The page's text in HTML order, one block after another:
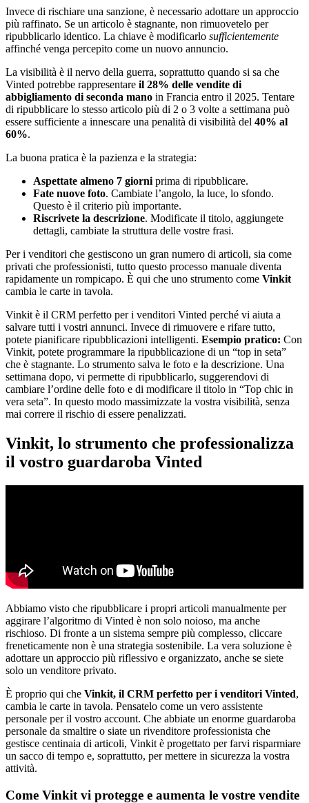
Invece di rischiare una sanzione, è necessario adottare un approccio
più raffinato. Se un articolo è stagnante, non rimuovetelo per
ripubblicarlo identico. La chiave è modificarlo sufficientemente
affinché venga percepito come un nuovo annuncio.
La visibilità è il nervo della guerra, soprattutto quando si sa che
Vinted potrebbe rappresentare il 28% delle vendite di
abbigliamento di seconda mano in Francia entro il 2025. Tentare
di ripubblicare lo stesso articolo più di 2 o 3 volte a settimana può
essere sufficiente a innescare una penalità di visibilità del 40% al
60%.
La buona pratica è la pazienza e la strategia:
Aspettate almeno 7 giorniprima di ripubblicare.
Fate nuove foto. Cambiate l’angolo, la luce, lo sfondo.
Questo è il criterio più importante.
Riscrivete la descrizione. Modificate il titolo, aggiungete
dettagli, cambiate la struttura delle vostre frasi.
Per i venditori che gestiscono un gran numero di articoli, sia come
privati che professionisti, tutto questo processo manuale diventa
rapidamente un rompicapo. È qui che uno strumento come Vinkit
cambia le carte in tavola.
Vinkit è il CRM perfetto per i venditori Vinted perché vi aiuta a
salvare tutti i vostri annunci. Invece di rimuovere e rifare tutto,
potete pianificare ripubblicazioni intelligenti. Esempio pratico: Con
Vinkit, potete programmare la ripubblicazione di un “top in seta”
che è stagnante. Lo strumento salva le foto e la descrizione. Una
settimana dopo, vi permette di ripubblicarlo, suggerendovi di
cambiare l’ordine delle foto e di modificare il titolo in “Top chic in
vera seta”. In questo modo massimizzate la vostra visibilità, senza
mai correre il rischio di essere penalizzati.
Vinkit, lo strumento che professionalizza
il vostro guardaroba Vinted
Abbiamo visto che ripubblicare i propri articoli manualmente per
aggirare l’algoritmo di Vinted è non solo noioso, ma anche
rischioso. Di fronte a un sistema sempre più complesso, cliccare
freneticamente non è una strategia sostenibile. La vera soluzione è
adottare un approccio più riflessivo e organizzato, anche se siete
solo un venditore privato.
È proprio qui che Vinkit, il CRM perfetto per i venditori Vinted,
cambia le carte in tavola. Pensatelo come un vero assistente
personale per il vostro account. Che abbiate un enorme guardaroba
personale da smaltire o siate un rivenditore professionista che
gestisce centinaia di articoli, Vinkit è progettato per farvi risparmiare
un sacco di tempo e, soprattutto, per mettere in sicurezza la vostra
attività.
Come Vinkit vi protegge e aumenta le vostre vendite